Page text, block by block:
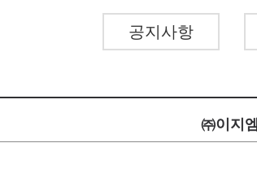
공지사항
㈜이지